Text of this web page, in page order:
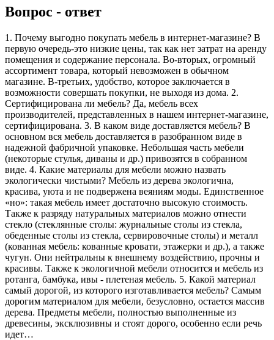
Вопрос - ответ
1. Почему выгодно покупать мебель в интернет-магазине? В
первую очередь-это низкие цены, так как нет затрат на аренду
помещения и содержание персонала. Во-вторых, огромный
ассортимент товара, который невозможен в обычном
магазине. В-третьих, удобство, которое заключается в
возможности совершать покупки, не выходя из дома. 2.
Сертифицирована ли мебель? Да, мебель всех
производителей, представленных в нашем интернет-магазине,
сертифицирована. 3. В каком виде доставляется мебель? В
основном вся мебель доставляется в разобранном виде в
надежной фабричной упаковке. Небольшая часть мебели
(некоторые стулья, диваны и др.) привозятся в собранном
виде. 4. Какие материалы для мебели можно назвать
экологически чистыми? Мебель из дерева экологична,
красива, уюта и не подвержена веяниям моды. Единственное
«но»: такая мебель имеет достаточно высокую стоимость.
Также к разряду натуральных материалов можно отнести
стекло (стеклянные столы: журнальные столы из стекла,
обеденные столы из стекла, сервировочные столы) и металл
(кованная мебель: кованные кровати, этажерки и др.), а также
чугун. Они нейтральны к внешнему воздействию, прочны и
красивы. Также к экологичной мебели относится и мебель из
ротанга, бамбука, ивы - плетеная мебель. 5. Какой материал
самый дорогой, из которого изготавливается мебель? Самым
дорогим материалом для мебели, безусловно, остается массив
дерева. Предметы мебели, полностью выполненные из
древесины, эксклюзивны и стоят дорого, особенно если речь
идет…